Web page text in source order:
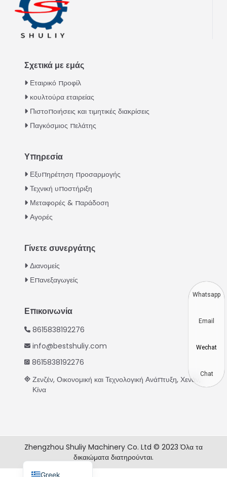
Σχετικά με εμάς
Εταιρικό προφίλ
κουλτούρα εταιρείας
Πιστοποιήσεις και τιμητικές διακρίσεις
Παγκόσμιος πελάτης
Υπηρεσία
Εξυπηρέτηση προσαρμογής
Τεχνική υποστήριξη
Μεταφορές & παράδοση
Αγορές
Γίνετε συνεργάτης
Διανομείς
Επανεξαγωγείς
Επικοινωνία
8615838192276
info@bestshuliy.com
8615838192276
Ζενζέν, Οικονομική και Τεχνολογική Ανάπτυξη, Χενάν,
Κίνα
Zhengzhou Shuliy Machinery Co. Ltd © 2023 Όλα τα
δικαιώματα διατηρούνται.
Greek
Portuguese
Spanish
Turkish
Swahili
Urdu
Italian
Whatsapp
Email
Wechat
Chat